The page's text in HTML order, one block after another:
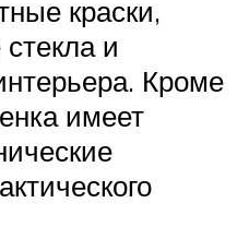
краски,
и
Кроме
имеет